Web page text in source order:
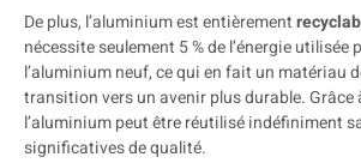
De plus, l’aluminium est entièrement
nécessite seulement 5 % de l’énergie
l’aluminium neuf, ce qui en fait un matériau
transition vers un avenir plus durable. Grâce
l’aluminium peut être réutilisé indéfiniment
significatives de qualité.